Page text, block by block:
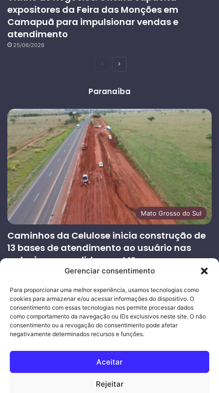
Gerenciar consentimento
Para proporcionar uma melhor experiência, usamos tecnologias como
cookies para armazenar e/ou acessar informações do dispositivo. O
consentimento com essas tecnologias nos permite processar dados
como comportamento da navegação ou IDs exclusivos neste site. O não
consentimento ou a revogação do consentimento pode afetar
negativamente determinados recursos e funções.
Aceitar
Rejeitar
expositores da Feira das Monções em
Camapuã para impulsionar vendas e
atendimento
25/06/2026
PáginaPróxima
Paranaíba
Mato Grosso do Sul
Caminhos da Celulose inicia construção de
13 bases de atendimento ao usuário nas
rodovias concedidas em MS
Página
anterior
Próxima
página
Ouro Empresas- Desenvolvimento Web
Joeber Garcia
FacebookInstagram